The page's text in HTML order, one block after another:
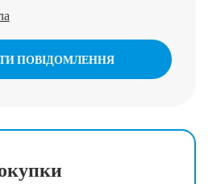
ПОВІДОМЛЕННЯ